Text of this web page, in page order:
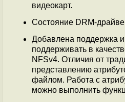
видеокарт.
Состояние DRM-
Добавлена поддержка
поддерживать в
NFSv4. Отличия от
представлению
файлом. Работа с
можно выполнить